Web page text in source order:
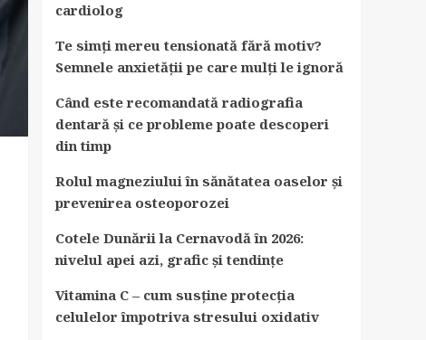
cardiolog
Te simți mereu tensionată fără motiv?
Semnele anxietății pe care mulți le ignoră
Când este recomandată radiografia
dentară și ce probleme poate descoperi
din timp
Rolul magneziului în sănătatea oaselor și
prevenirea osteoporozei
Cotele Dunării la Cernavodă în 2026:
nivelul apei azi, grafic și tendințe
Vitamina C – cum susține protecția
celulelor împotriva stresului oxidativ